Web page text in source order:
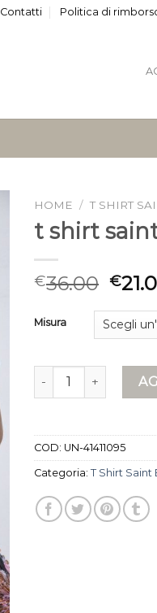
Contatti Politica di
HOME / T SHIRT
t shirt
€36.00 €
Misura
t shirt saint barth
COD: UN-41411095
Categoria: T Shirt Saint